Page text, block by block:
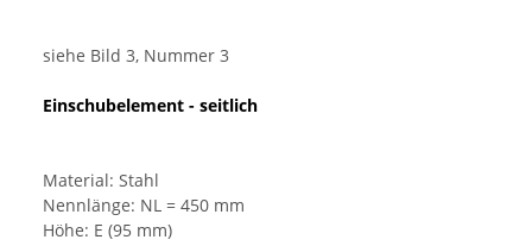
siehe Bild 3, Nummer 3
Einschubelement - seitlich
Material: Stahl
Nennlänge: NL = 450 mm
Höhe: E (95 mm)